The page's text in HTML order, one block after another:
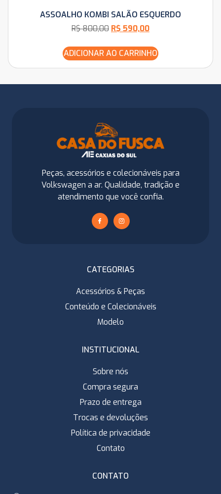
ASSOALHO KOMBI SALÃO ESQUERDO
R$800,00 R$ 590,00
ADICIONAR AO CARRINHO
Peças, acessórios e colecionáveis para
Volkswagen a ar. Qualidade, tradição e
atendimento que você confia.
CATEGORIAS
Acessórios & Peças
Conteúdo e Colecionáveis
Modelo
INSTITUCIONAL
Sobre nós
Compra segura
Prazo de entrega
Trocas e devoluções
Política de privacidade
Contato
CONTATO